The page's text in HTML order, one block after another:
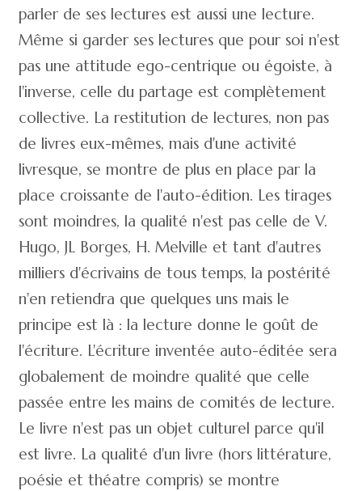
parler de ses lectures est aussi une lecture.
Même si garder ses lectures que pour soi n'est
pas une attitude ego-centrique ou égoiste, à
l'inverse, celle du partage est complètement
collective. La restitution de lectures, non pas
de livres eux-mêmes, mais d'une activité
livresque, se montre de plus en place par la
place croissante de l'auto-édition. Les tirages
sont moindres, la qualité n'est pas celle de V.
Hugo, JL Borges, H. Melville et tant d'autres
milliers d'écrivains de tous temps, la postérité
n'en retiendra que quelques uns mais le
principe est là : la lecture donne le goût de
l'écriture. L'écriture inventée auto-éditée sera
globalement de moindre qualité que celle
passée entre les mains de comités de lecture.
Le livre n'est pas un objet culturel parce qu'il
est livre. La qualité d'un livre (hors littérature,
poésie et théatre compris) se montre